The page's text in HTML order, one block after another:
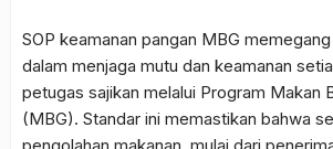
SOP keamanan pangan MBG
dalam menjaga mutu dan keamanan
petugas sajikan melalui Program Makan
(MBG). Standar ini memastikan bahwa